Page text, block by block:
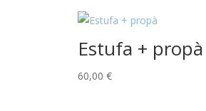
Estufa + propà
60,00 €